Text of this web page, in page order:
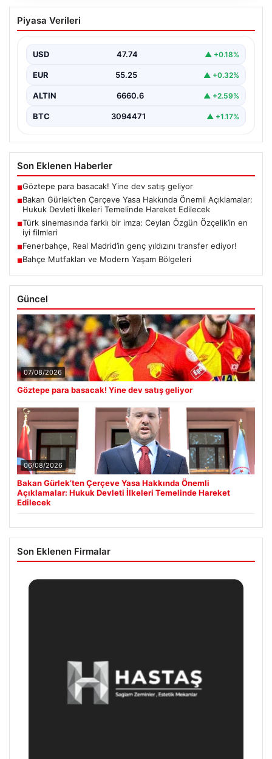
Bakan Gürlek’ten Çerçeve Yasa
Hakkında Önemli Açıklamalar: Hukuk
Edilecek
Adalet Bakanı Akın Gürlek, terörle mücadelede yeni bir
dönemi başlatacak çerçeve yasanın yürürlüğe
girmesiyle…
Piyasa Verileri
USD 47.74 ▲ +0.18%
EUR 55.25 ▲ +0.32%
ALTIN 6660.6 ▲ +2.59%
BTC 3094471 ▲ +1.17%
Son Eklenen Haberler
■Göztepe para basacak! Yine dev satış geliyor
■Bakan Gürlek’ten Çerçeve Yasa Hakkında Önemli Açıklamalar:
Hukuk Devleti İlkeleri Temelinde Hareket Edilecek
■Türk sinemasında farklı bir imza: Ceylan Özgün Özçelik’in en
iyi filmleri
■Fenerbahçe, Real Madrid’in genç yıldızını transfer ediyor!
■Bahçe Mutfakları ve Modern Yaşam Bölgeleri
Güncel
07/08/2026
Göztepe para basacak! Yine dev satış geliyor
06/08/2026
Bakan Gürlek’ten Çerçeve Yasa Hakkında Önemli
Açıklamalar: Hukuk Devleti İlkeleri Temelinde Hareket
Edilecek
Son Eklenen Firmalar